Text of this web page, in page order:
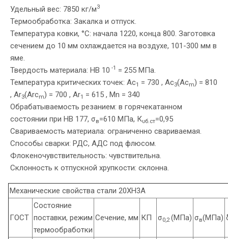
Удельный вес: 7850 кг/м3
Термообработка: Закалка и отпуск.
Температура ковки, °С: начала 1220, конца 800. Заготовка
сечением до 10 мм охлаждается на воздухе, 101-300 мм в
яме.
Твердость материала: HB 10 -1
= 255 МПа.
Температура критических точек: Ac1 = 730 , Ac3(Acm) = 810
, Ar3(Arcm) = 700 , Ar1 = 615 , Mn = 340
Обрабатываемость резанием: в горячекатанном
состоянии при HB 177, σв=610 МПа, Кυб.ст=0,95
Свариваемость материала: ограниченно свариваемая.
Способы сварки: РДС, АДС под флюсом.
Флокеночувствительность: чувствительна.
Склонность к отпускной хрупкости: склонна.
Механические свойства стали 20ХН3А
ГОСТ
Состояние
поставки, режим
термообработки
Сечение, мм КП σ0,2(МПа) σв(МПа)